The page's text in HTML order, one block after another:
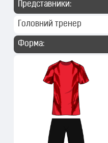
Представники:
Головний тренер
Форма: